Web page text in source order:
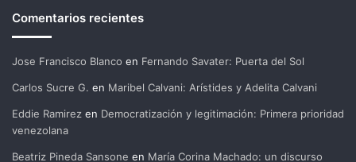
Comentarios recientes
Jose Francisco Blanco en Fernando Savater: Puerta del Sol
Carlos Sucre G. en Maribel Calvani: Arístides y Adelita Calvani
Eddie Ramirez en Democratización y legitimación: Primera prioridad
venezolana
Beatriz Pineda Sansone en María Corina Machado: un discurso